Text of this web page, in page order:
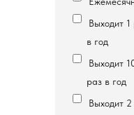
Выходит 1
в год
Выходит
раз в год
Выходит 2